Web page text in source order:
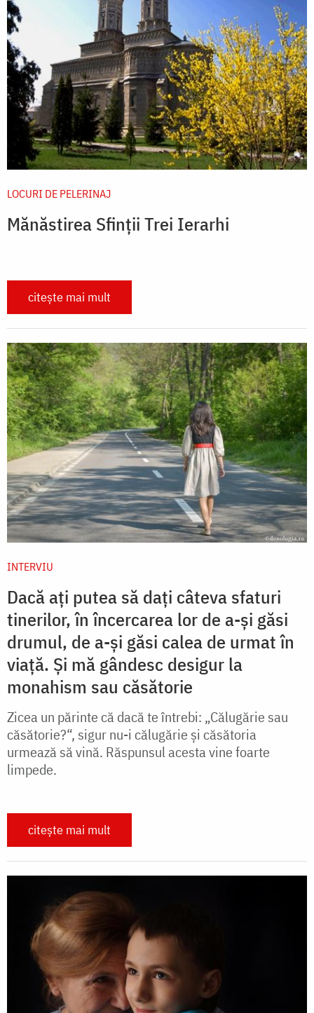
LOCURI DE PELERINAJ
Mănăstirea Sfinții Trei Ierarhi
citește mai mult
INTERVIU
Dacă ați putea să dați câteva sfaturi
tinerilor, în încercarea lor de a-și găsi
drumul, de a-și găsi calea de urmat în
viață. Și mă gândesc desigur la
monahism sau căsătorie
Zicea un părinte că dacă te întrebi: „Călugărie sau
căsătorie?“, sigur nu-i călugărie și căsătoria
urmează să vină. Răspunsul acesta vine foarte
limpede.
citește mai mult